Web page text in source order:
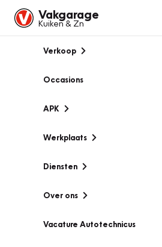
Vakgarage
Kuiken & Zn
Verkoop
Occasions
APK
Werkplaats
Diensten
Over ons
Vacature Autotechnicus